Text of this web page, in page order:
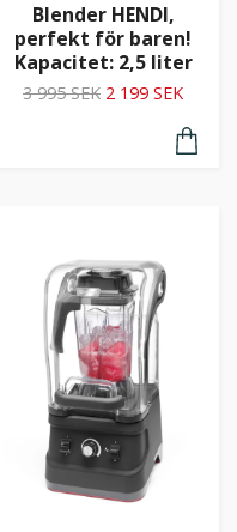
Blender HENDI,
perfekt för baren!
Kapacitet: 2,5 liter
3 995 SEK 2 199 SEK